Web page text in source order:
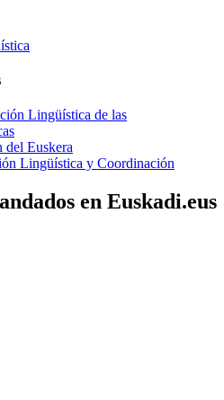
Lingüística de las
del Euskera
Lingüística y Coordinación
en Euskadi.eus